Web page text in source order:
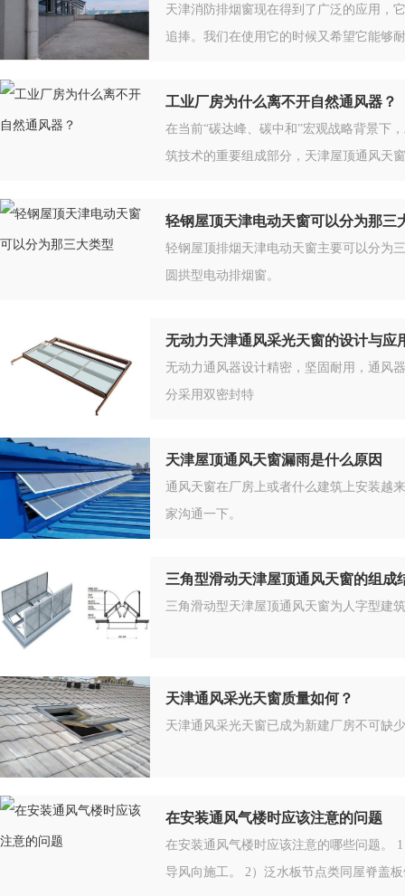
天津消防排烟窗现在得到了广泛的应用，
追捧。我们在使用它的时候又希望它能够
工业厂房为什么离不开自然通风器？
在当前“碳达峰、碳中和”宏观战略背景下
筑技术的重要组成部分，天津屋顶通风天
轻钢屋顶天津电动天窗可以分为那三
轻钢屋顶排烟天津电动天窗主要可以分为
圆拱型电动排烟窗。
无动力天津通风采光天窗的设计与应
无动力通风器设计精密，坚固耐用，通风
分采用双密封特
天津屋顶通风天窗漏雨是什么原因
通风天窗在厂房上或者什么建筑上安装越
家沟通一下。
三角型滑动天津屋顶通风天窗的组成
三角滑动型天津屋顶通风天窗为人字型建
天津通风采光天窗质量如何？
天津通风采光天窗已成为新建厂房不可缺
在安装通风气楼时应该注意的问题
在安装通风气楼时应该注意的哪些问题。
导风向施工。 2）泛水板节点类同屋脊盖